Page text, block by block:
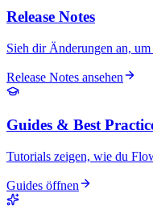
Release Notes
Sieh dir Änderungen an,
Release Notes ansehen
Guides & Best
Tutorials zeigen, wie du
Guides öffnen